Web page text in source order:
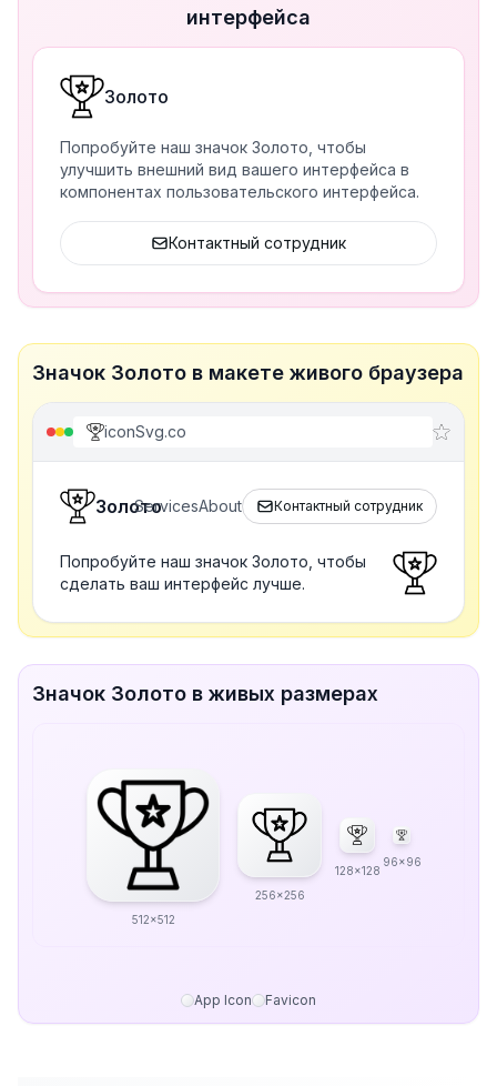
интерфейса
Золото
Попробуйте наш значок Золото, чтобы
улучшить внешний вид вашего интерфейса в
компонентах пользовательского интерфейса.
Контактный сотрудник
Значок Золото в макете живого браузера
iconSvg.co
ЗолотоServicesAbout Контактный сотрудник
Попробуйте наш значок Золото, чтобы
сделать ваш интерфейс лучше.
Значок Золото в живых размерах
512x512
256x256
128x128
96x96
App Icon Favicon